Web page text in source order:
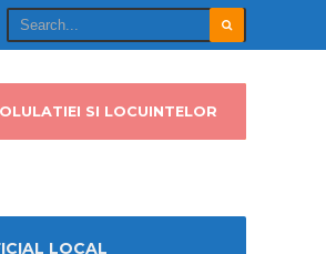
LOCAL
SI LOCUINTELOR